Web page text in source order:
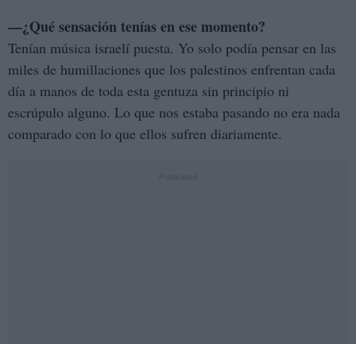
—¿Qué sensación tenías en ese momento?
Tenían música israelí puesta. Yo solo podía pensar en las
miles de humillaciones que los palestinos enfrentan cada
día a manos de toda esta gentuza sin principio ni
escrúpulo alguno. Lo que nos estaba pasando no era nada
comparado con lo que ellos sufren diariamente.